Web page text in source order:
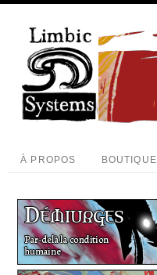
À PROPOS BOUTIQUE